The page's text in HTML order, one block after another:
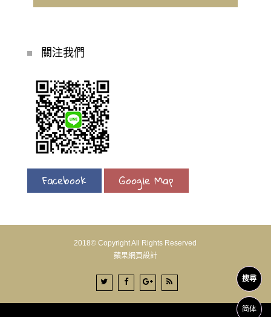
搜尋
简体
關注我們
Facebook Google Map
2018© Copyright All Rights Reserved
蘋果網頁設計